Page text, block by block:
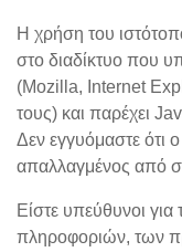
Η χρήση του
στο διαδίκτυο που
(Mozilla, Internet
τους) και παρέχει
Δεν εγγυόμαστε ότι
απαλλαγμένος από
Είστε υπεύθυνοι
πληροφοριών, των